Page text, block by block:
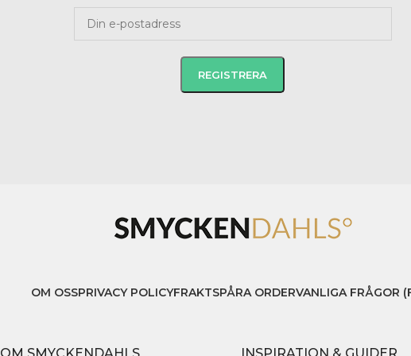
OM OSSPRIVACY POLICYFRAKTSPÅRA ORDERVANLIGA FRÅGOR